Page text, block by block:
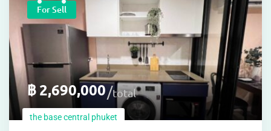
For Sell
฿2,690,000 total
the base central phuket